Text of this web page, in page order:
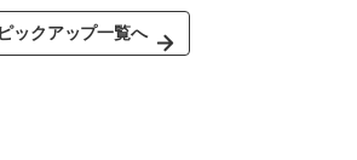
ピックアップ一覧へ